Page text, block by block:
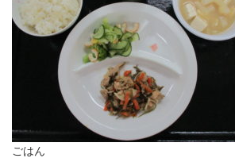
ごはん